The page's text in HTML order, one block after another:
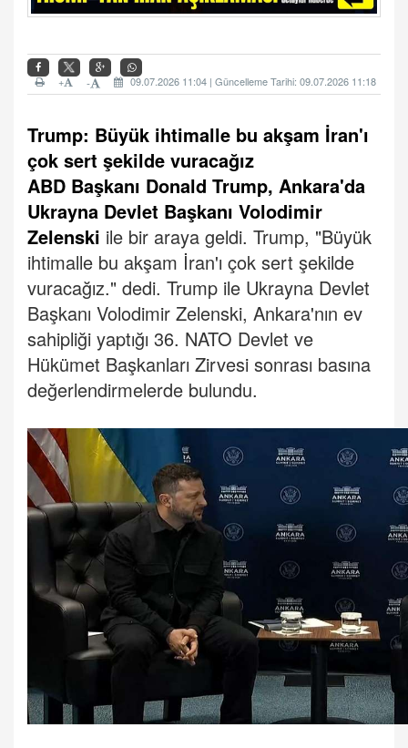
09.07.2026 11:04 | Güncelleme Tarihi: 09.07.2026 11:18
-
+
Trump: Büyük ihtimalle bu akşam İran'ı
çok sert şekilde vuracağız
ABD Başkanı Donald Trump, Ankara'da
Ukrayna Devlet Başkanı Volodimir
Zelenski ile bir araya geldi. Trump, "Büyük
ihtimalle bu akşam İran'ı çok sert şekilde
vuracağız." dedi. Trump ile Ukrayna Devlet
Başkanı Volodimir Zelenski, Ankara'nın ev
sahipliği yaptığı 36.⁠ ⁠NATO Devlet ve
Hükümet Başkanları Zirvesi sonrası basına
değerlendirmelerde bulundu.